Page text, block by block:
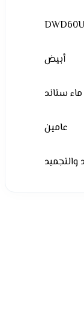
أبيض
ماء ستاند
عامين
والتجميد